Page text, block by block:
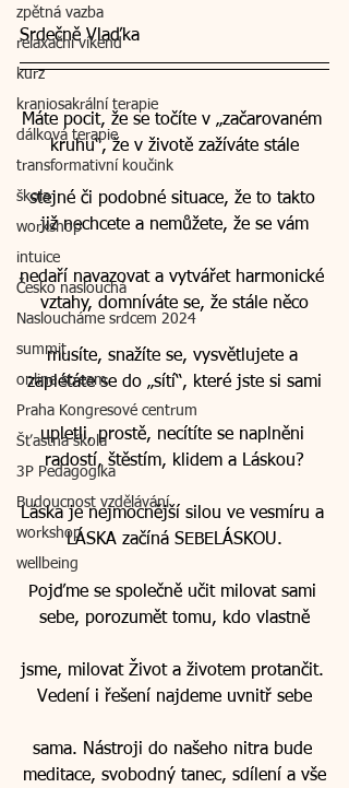
zpětná vazba
relaxační víkend
kurz
kraniosakrální terapie
dálková terapie
transformativní koučink
škola
workshop
intuice
Česko naslouchá
Nasloucháme srdcem 2024
summit
online stream
Praha Kongresové centrum
Šťastná škola
3P Pedagogika
Budoucnost vzdělávání
workshop
wellbeing
Srdečně Vlaďka
Máte pocit, že se točíte v „začarovaném
kruhu“, že v životě zažíváte stále
stejné či podobné situace, že to takto
již nechcete a nemůžete, že se vám
nedaří navazovat a vytvářet harmonické
vztahy, domníváte se, že stále něco
musíte, snažíte se, vysvětlujete a
zaplétáte se do „sítí“, které jste si sami
upletli, prostě, necítíte se naplněni
radostí, štěstím, klidem a Láskou?
Láska je nejmocnější silou ve vesmíru a
LÁSKA začíná SEBELÁSKOU.
Pojďme se společně učit milovat sami
sebe, porozumět tomu, kdo vlastně
jsme, milovat Život a životem protančit.
Vedení i řešení najdeme uvnitř sebe
sama. Nástroji do našeho nitra bude
meditace, svobodný tanec, sdílení a vše